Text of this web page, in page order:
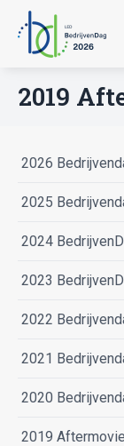
2019
2026
2025
2024
2023
2022
2021
2020
2019 Aftermovie